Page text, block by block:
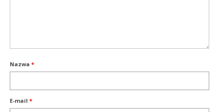
Nazwa *
E-mail *